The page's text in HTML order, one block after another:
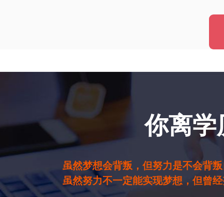
你离
虽然梦想会背叛，但努力是不会背
虽然努力不一定能实现梦想，但曾